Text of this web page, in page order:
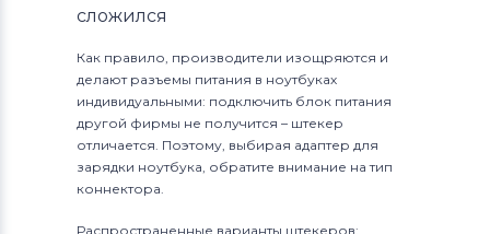
сложился
Как правило, производители изощряются и
делают разъемы питания в ноутбуках
индивидуальными: подключить блок питания
другой фирмы не получится – штекер
отличается. Поэтому, выбирая адаптер для
зарядки ноутбука, обратите внимание на тип
коннектора.
Распространенные варианты штекеров: